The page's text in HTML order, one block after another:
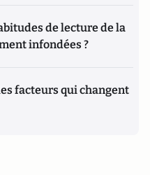
de lecture de la
infondées ?
facteurs qui changent